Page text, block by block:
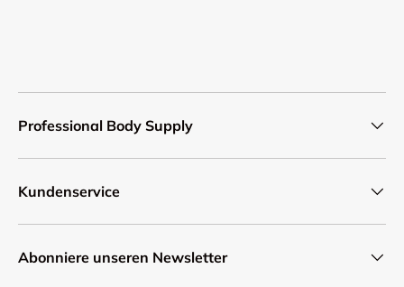
Professional Body Supply
Kundenservice
Abonniere unseren Newsletter